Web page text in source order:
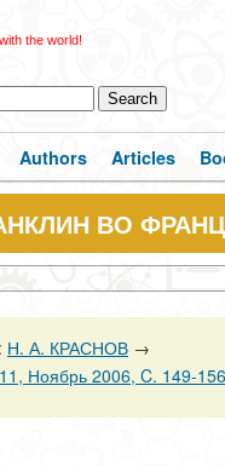
the world!
Authors Articles
ВО
: Н. А. КРАСНОВ →
Ноябрь 2006, C. 149-156